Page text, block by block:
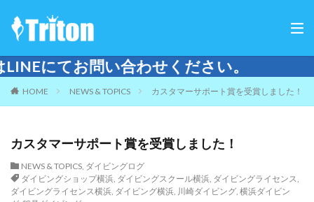
わせください。
HOME NEWS & TOPICS カスタマーサポート賞を受賞しました！
カスタマーサポート賞を受賞しました！
NEWS & TOPICS, ダイビングログ
ダイビングショップ横浜, ダイビングスクール横浜, ダイビングライセンス,
ダイビングライセンス横浜, ダイビング横浜, 川崎ダイビング, 横浜ダイビン